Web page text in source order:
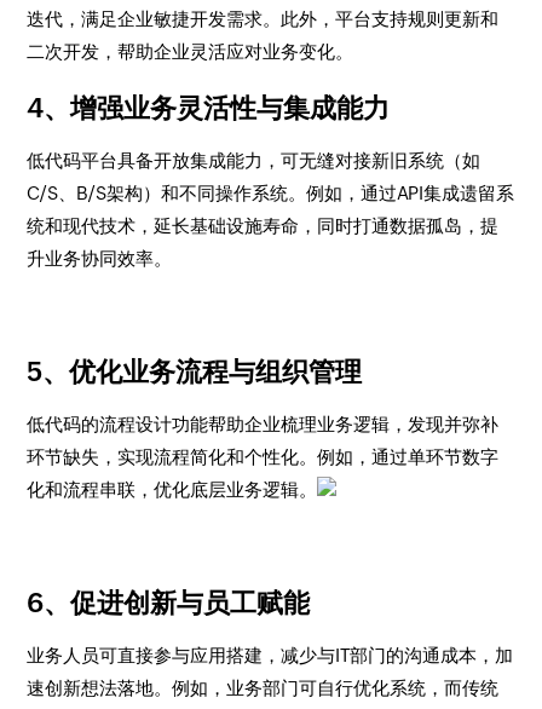
迭代，满足企业敏捷开发需求。此外，平台支持规则更新和
二次开发，帮助企业灵活应对业务变化。
4、增强业务灵活性与集成能力
低代码平台具备开放集成能力，可无缝对接新旧系统（如
C/S、B/S架构）和不同操作系统。例如，通过API集成遗留系
统和现代技术，延长基础设施寿命，同时打通数据孤岛，提
升业务协同效率。
5、优化业务流程与组织管理
低代码的流程设计功能帮助企业梳理业务逻辑，发现并弥补
环节缺失，实现流程简化和个性化。例如，通过单环节数字
化和流程串联，优化底层业务逻辑。
6、促进创新与员工赋能
业务人员可直接参与应用搭建，减少与IT部门的沟通成本，加
速创新想法落地。例如，业务部门可自行优化系统，而传统